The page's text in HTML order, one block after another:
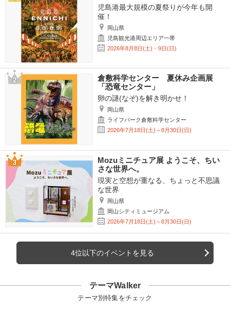
児島港最大規模の夏祭りが今年も開
催！
岡山県
児島観光港周辺エリア一帯
2026年8月8日(土)・9日(日)
倉敷科学センター 夏休み企画展
「恐竜センター」
卵の謎(なぞ)を解き明かせ！
岡山県
ライフパーク倉敷科学センター
2026年7月18日(土)～8月30日(日)
Mozuミニチュア展 ようこそ、ちい
さな世界へ。
現実と空想が重なる、ちょっと不思議
な世界
岡山県
岡山シティミュージアム
2026年7月18日(土)～8月30日(日)
4位以下のイベントを見る
テーマWalker
テーマ別特集をチェック